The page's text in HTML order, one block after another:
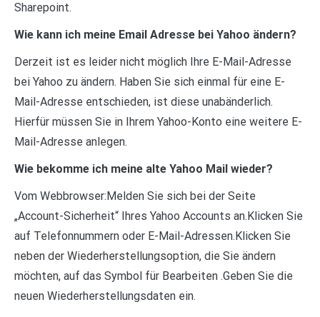
Sharepoint.
Wie kann ich meine Email Adresse bei Yahoo ändern?
Derzeit ist es leider nicht möglich Ihre E-Mail-Adresse
bei Yahoo zu ändern. Haben Sie sich einmal für eine E-
Mail-Adresse entschieden, ist diese unabänderlich.
Hierfür müssen Sie in Ihrem Yahoo-Konto eine weitere E-
Mail-Adresse anlegen.
Wie bekomme ich meine alte Yahoo Mail wieder?
Vom Webbrowser:Melden Sie sich bei der Seite
„Account-Sicherheit“ Ihres Yahoo Accounts an.Klicken Sie
auf Telefonnummern oder E-Mail-Adressen.Klicken Sie
neben der Wiederherstellungsoption, die Sie ändern
möchten, auf das Symbol für Bearbeiten .Geben Sie die
neuen Wiederherstellungsdaten ein.